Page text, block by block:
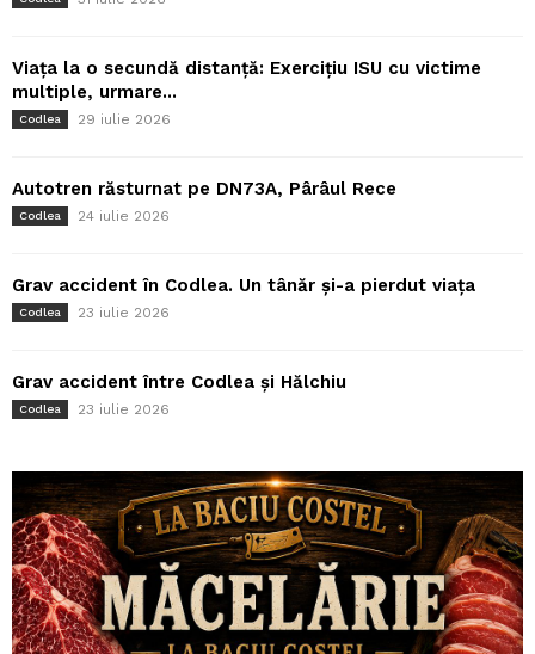
Viața la o secundă distanță: Exercițiu ISU cu victime
multiple, urmare...
Codlea 29 iulie 2026
Autotren răsturnat pe DN73A, Pârâul Rece
Codlea 24 iulie 2026
Grav accident în Codlea. Un tânăr și-a pierdut viața
Codlea 23 iulie 2026
Grav accident între Codlea și Hălchiu
Codlea 23 iulie 2026